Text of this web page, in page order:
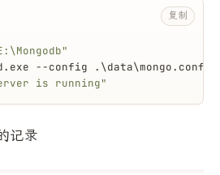
--config .\data\mongo.config
is running"
复制
记录